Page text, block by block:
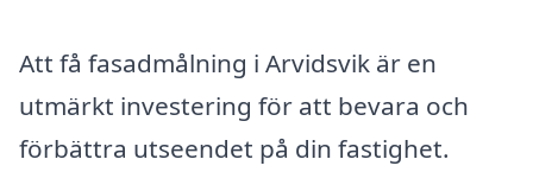
Att få fasadmålning i Arvidsvik är en
utmärkt investering för att bevara och
förbättra utseendet på din fastighet.